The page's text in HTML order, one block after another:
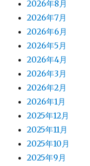
2026年8月
2026年7月
2026年6月
2026年5月
2026年4月
2026年3月
2026年2月
2026年1月
2025年12月
2025年11月
2025年10月
2025年9月